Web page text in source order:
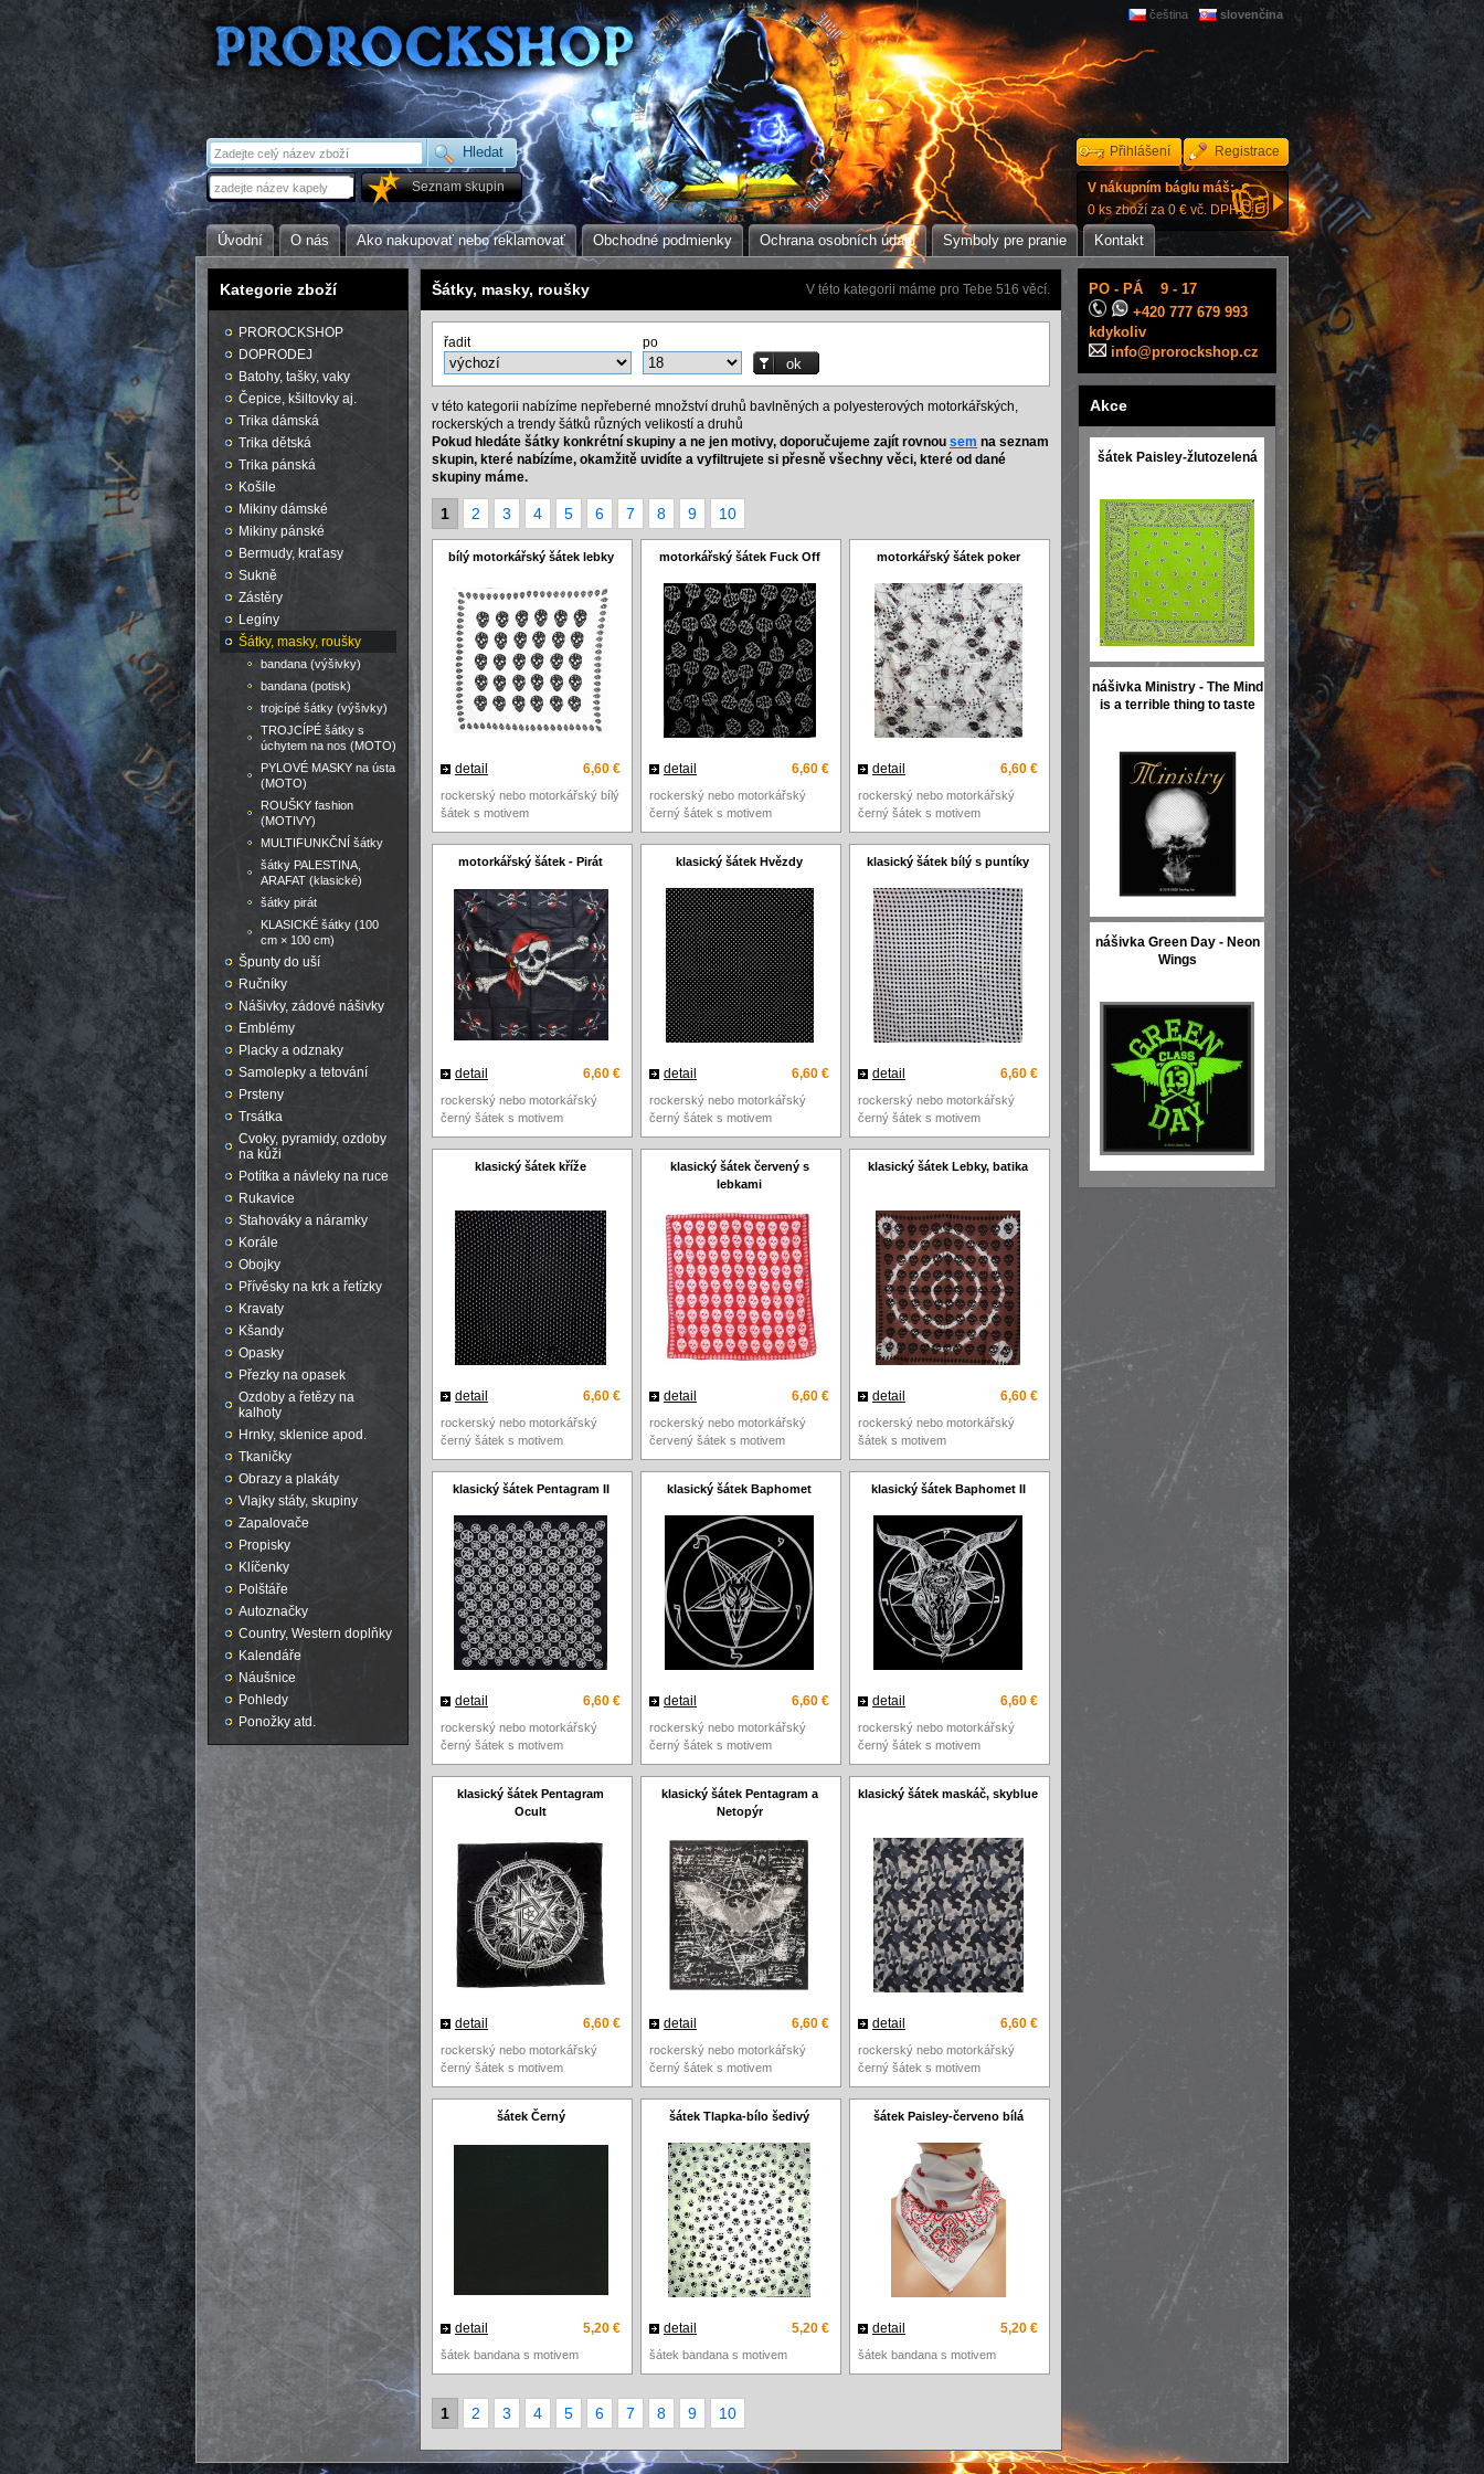
Seznam skupin
Přihlášení Registrace
Úvodní O nás Ako nakupovať nebo reklamovať Obchodné podmienky Ochrana osobních údajů Symboly pre pranie Kontakt
čeština slovenčina
V nákupním báglu máš:
0 ks zboží za 0 € vč. DPH.
V této kategorii máme pro Tebe 516 věcí.
Šátky, masky, roušky
řadit po
v této kategorii nabízíme nepřeberné množství druhů bavlněných a polyesterových motorkářských,
rockerských a trendy šátků různých velikostí a druhů
Pokud hledáte šátky konkrétní skupiny a ne jen motivy, doporučujeme zajít rovnou sem na seznam
skupin, které nabízíme, okamžitě uvidíte a vyfiltrujete si přesně všechny věci, které od dané
skupiny máme.
1 2 3 4 5 6 7 8 9 10
bílý motorkářský šátek lebky motorkářský šátek Fuck Off motorkářský šátek poker
6,60 €
detail 6,60 €
detail 6,60 €
detail
rockerský nebo motorkářský bílý
šátek s motivem
rockerský nebo motorkářský
černý šátek s motivem
rockerský nebo motorkářský
černý šátek s motivem
motorkářský šátek - Pirát klasický šátek Hvězdy klasický šátek bílý s puntíky
6,60 €
detail 6,60 €
detail 6,60 €
detail
rockerský nebo motorkářský
černý šátek s motivem
rockerský nebo motorkářský
černý šátek s motivem
rockerský nebo motorkářský
černý šátek s motivem
klasický šátek kříže
klasický šátek červený s
lebkami
klasický šátek Lebky, batika
6,60 €
detail 6,60 €
detail 6,60 €
detail
rockerský nebo motorkářský
černý šátek s motivem
rockerský nebo motorkářský
červený šátek s motivem
rockerský nebo motorkářský
šátek s motivem
klasický šátek Pentagram II klasický šátek Baphomet klasický šátek Baphomet II
6,60 €
detail 6,60 €
detail 6,60 €
detail
rockerský nebo motorkářský
černý šátek s motivem
rockerský nebo motorkářský
černý šátek s motivem
rockerský nebo motorkářský
černý šátek s motivem
klasický šátek Pentagram
Ocult
klasický šátek Pentagram a
Netopýr
klasický šátek maskáč, skyblue
6,60 €
detail 6,60 €
detail 6,60 €
detail
rockerský nebo motorkářský
černý šátek s motivem
rockerský nebo motorkářský
černý šátek s motivem
rockerský nebo motorkářský
černý šátek s motivem
šátek Černý šátek Tlapka-bílo šedivý šátek Paisley-červeno bílá
5,20 €
detail 5,20 €
detail 5,20 €
detail
šátek bandana s motivem šátek bandana s motivem šátek bandana s motivem
1 2 3 4 5 6 7 8 9 10
Kategorie zboží
PROROCKSHOP
DOPRODEJ
Batohy, tašky, vaky
Čepice, kšiltovky aj.
Trika dámská
Trika dětská
Trika pánská
Košile
Mikiny dámské
Mikiny pánské
Bermudy, kraťasy
Sukně
Zástěry
Legíny
Šátky, masky, roušky
bandana (výšivky)
bandana (potisk)
trojcípé šátky (výšivky)
TROJCÍPÉ šátky s
úchytem na nos (MOTO)
PYLOVÉ MASKY na ústa
(MOTO)
ROUŠKY fashion
(MOTIVY)
MULTIFUNKČNÍ šátky
šátky PALESTINA,
ARAFAT (klasické)
šátky pirát
KLASICKÉ šátky (100
cm × 100 cm)
Špunty do uší
Ručníky
Nášivky, zádové nášivky
Emblémy
Placky a odznaky
Samolepky a tetování
Prsteny
Trsátka
Cvoky, pyramidy, ozdoby
na kůži
Potítka a návleky na ruce
Rukavice
Stahováky a náramky
Korále
Obojky
Přívěsky na krk a řetízky
Kravaty
Kšandy
Opasky
Přezky na opasek
Ozdoby a řetězy na
kalhoty
Hrnky, sklenice apod.
Tkaničky
Obrazy a plakáty
Vlajky státy, skupiny
Zapalovače
Propisky
Klíčenky
Polštáře
Autoznačky
Country, Western doplňky
Kalendáře
Náušnice
Pohledy
Ponožky atd.
PO - PÁ 9 - 17
+420 777 679 993
kdykoliv
info@prorockshop.cz
Akce
šátek Paisley-žlutozelená
nášivka Ministry - The Mind
is a terrible thing to taste
nášivka Green Day - Neon
Wings